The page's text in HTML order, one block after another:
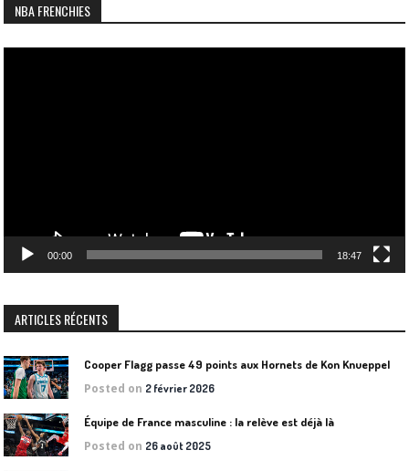
NBA FRENCHIES
00:00 18:47
ARTICLES RÉCENTS
Cooper Flagg passe 49 points aux Hornets de Kon Knueppel
Posted on 2 février 2026
Équipe de France masculine : la relève est déjà là
Posted on 26 août 2025